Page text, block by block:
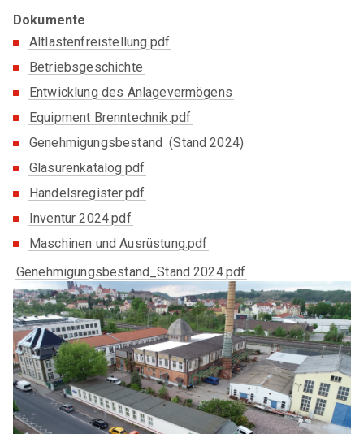
Expertenkreis Keramikspritzguss
Szene Dekarbonisierung in der DKG
Dokumente
Altlastenfreistellung.pdf
Betriebsgeschichte
Entwicklung des Anlagevermögens
Equipment Brenntechnik.pdf
Genehmigungsbestand (Stand 2024)
Glasurenkatalog.pdf
Handelsregister.pdf
Inventur 2024.pdf
Maschinen und Ausrüstung.pdf
Genehmigungsbestand_Stand 2024.pdf